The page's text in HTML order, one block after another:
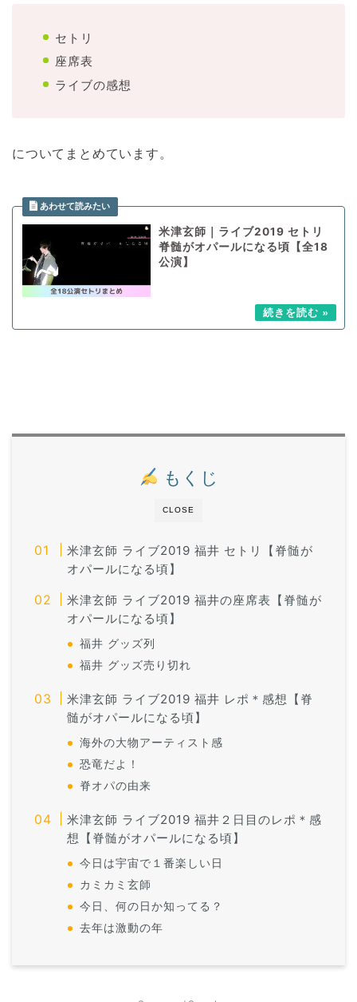
セトリ
座席表
ライブの感想
についてまとめています。
米津玄師｜ライブ2019 セトリ
脊髄がオパールになる頃【全18
公演】
CLOSE
もくじ
米津玄師 ライブ2019 福井 セトリ【脊髄が
オパールになる頃】
米津玄師 ライブ2019 福井の座席表【脊髄が
オパールになる頃】
福井 グッズ列
福井 グッズ売り切れ
米津玄師 ライブ2019 福井 レポ＊感想【脊
髄がオパールになる頃】
海外の大物アーティスト感
恐竜だよ！
脊オパの由来
米津玄師 ライブ2019 福井２日目のレポ＊感
想【脊髄がオパールになる頃】
今日は宇宙で１番楽しい日
カミカミ玄師
今日、何の日か知ってる？
去年は激動の年